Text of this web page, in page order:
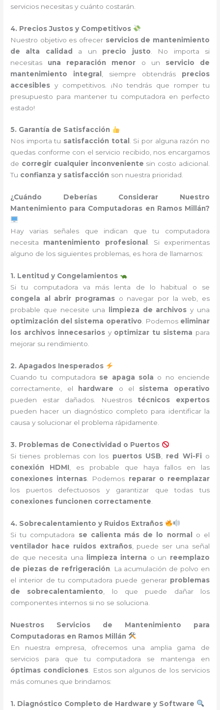
servicios necesitas y cuánto costarán.
4. Precios Justos y Competitivos
Nuestro objetivo es ofrecer servicios de mantenimiento
de alta calidad a un precio justo . No importa si
necesitas una reparación menor o un servicio de
mantenimiento integral , siempre obtendrás precios
accesibles y competitivos. ¡No tendrás que romper tu
presupuesto para mantener tu computadora en perfecto
estado!
5. Garantía de Satisfacción
Nos importa tu satisfacción total . Si por alguna razón no
quedas conforme con el servicio recibido, nos encargamos
de corregir cualquier inconveniente sin costo adicional.
Tu confianza y satisfacción son nuestra prioridad.
¿Cuándo Deberías Considerar Nuestro
Mantenimiento para Computadoras en Ramos Millán?
Hay varias señales que indican que tu computadora
necesita mantenimiento profesional . Si experimentas
alguno de los siguientes problemas, es hora de llamarnos:
1. Lentitud y Congelamientos
Si tu computadora va más lenta de lo habitual o se
congela al abrir programas o navegar por la web, es
probable que necesite una
limpieza de archivos y una
optimización del sistema operativo . Podemos eliminar
los archivos innecesariosy optimizar tu sistema para
mejorar su rendimiento.
2. Apagados Inesperados
Cuando tu computadora se apaga sola o no enciende
correctamente, el
hardware o el sistema operativo
pueden estar dañados. Nuestros técnicos expertos
pueden hacer un diagnóstico completo para identificar la
causa y solucionar el problema rápidamente.
3. Problemas de Conectividad o Puertos
Si tienes problemas con los puertos USB red Wi-Fi o
conexión HDMI , es probable que haya fallos en las
conexiones internas . Podemos reparar o reemplazar
los puertos defectuosos y garantizar que todas tus
conexiones funcionen correctamente
4. Sobrecalentamiento y Ruidos Extraños
Si tu computadora se calienta más de lo normal
o el
ventilador hace ruidos extraños, puede ser una señal
de que necesita una
limpieza interna o un reemplazo
de piezas de refrigeración . La acumulación de polvo en
el interior de tu computadora puede generar problemas
de sobrecalentamiento , lo que puede dañar los
componentes internos si no se soluciona.
Nuestros Servicios de Mantenimiento para
Computadoras en Ramos Millán
En nuestra empresa, ofrecemos una amplia gama de
servicios para que tu computadora se mantenga en
óptimas condiciones . Estos son algunos de los servicios
más comunes que brindamos:
1. Diagnóstico Completo de Hardware y Software